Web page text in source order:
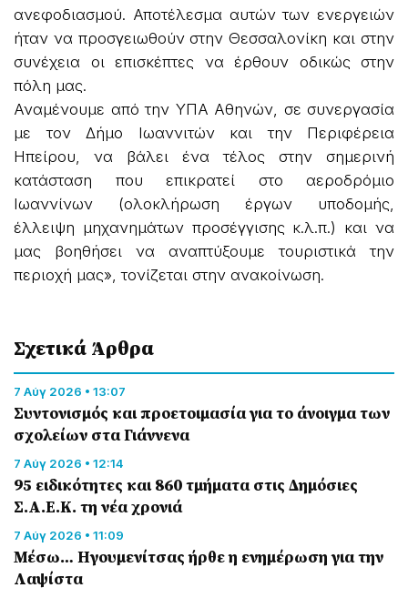
ανεφοδιασμού. Αποτέλεσμα αυτών των ενεργειών
ήταν να προσγειωθούν στην Θεσσαλονίκη και στην
συνέχεια οι επισκέπτες να έρθουν οδικώς στην
πόλη μας.
Αναμένουμε από την ΥΠΑ Αθηνών, σε συνεργασία
με τον Δήμο Ιωαννιτών και την Περιφέρεια
Ηπείρου, να βάλει ένα τέλος στην σημερινή
κατάσταση που επικρατεί στο αεροδρόμιο
Ιωαννίνων (ολοκλήρωση έργων υποδομής,
έλλειψη μηχανημάτων προσέγγισης κ.λ.π.) και να
μας βοηθήσει να αναπτύξουμε τουριστικά την
περιοχή μας», τονίζεται στην ανακοίνωση.
Σχετικά Άρθρα
7 Αύγ 2026 • 13:07
Συντονισμός και προετοιμασία για το άνοιγμα των
σχολείων στα Γιάννενα
7 Αύγ 2026 • 12:14
95 ειδικότητες και 860 τμήματα στις Δημόσιες
Σ.Α.Ε.Κ. τη νέα χρονιά
7 Αύγ 2026 • 11:09
Μέσω… Ηγουμενίτσας ήρθε η ενημέρωση για την
Λαψίστα